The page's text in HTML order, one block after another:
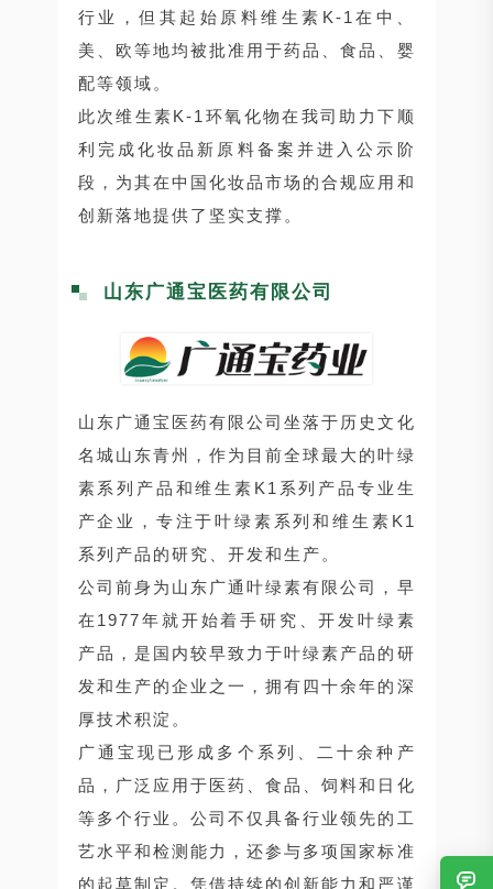
行业，但其起始原料维生素K-1在中、
美、欧等地均被批准用于药品、食品、婴
配等领域。
此次维生素K-1环氧化物在我司助力下顺
利完成化妆品新原料备案并进入公示阶
段，为其在中国化妆品市场的合规应用和
创新落地提供了坚实支撑。
山东广通宝医药有限公司
山东广通宝医药有限公司坐落于历史文化
名城山东青州，作为目前全球最大的叶绿
素系列产品和维生素K1系列产品专业生
产企业，专注于叶绿素系列和维生素K1
系列产品的研究、开发和生产。
公司前身为山东广通叶绿素有限公司，早
在1977年就开始着手研究、开发叶绿素
产品，是国内较早致力于叶绿素产品的研
发和生产的企业之一，拥有四十余年的深
厚技术积淀。
广通宝现已形成多个系列、二十余种产
品，广泛应用于医药、食品、饲料和日化
等多个行业。公司不仅具备行业领先的工
艺水平和检测能力，还参与多项国家标准
的起草制定。凭借持续的创新能力和严谨